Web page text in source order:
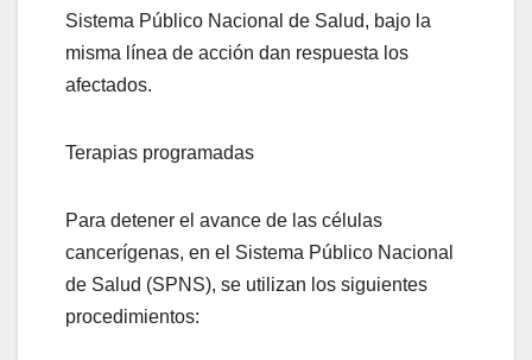
Sistema Público Nacional de Salud, bajo la
misma línea de acción dan respuesta los
afectados.
Terapias programadas
Para detener el avance de las células
cancerígenas, en el Sistema Público Nacional
de Salud (SPNS), se utilizan los siguientes
procedimientos: